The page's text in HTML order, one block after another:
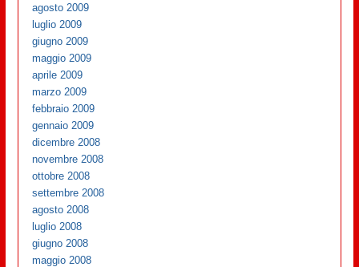
agosto 2009
luglio 2009
giugno 2009
maggio 2009
aprile 2009
marzo 2009
febbraio 2009
gennaio 2009
dicembre 2008
novembre 2008
ottobre 2008
settembre 2008
agosto 2008
luglio 2008
giugno 2008
maggio 2008